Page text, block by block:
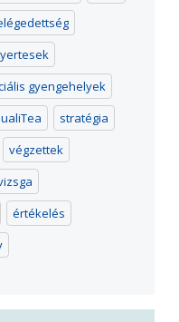
gyengehelyek
stratégia
végzettek
értékelés